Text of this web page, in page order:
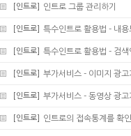
[인트로] 인트로 그룹 관리하기
[인트로] 특수인트로 활용법 - 내
[인트로] 특수인트로 활용법 - 검
[인트로] 부가서비스 - 이미지 광고
[인트로] 부가서비스 - 동영상 광고
[인트로] 인트로의 접속통계를 확